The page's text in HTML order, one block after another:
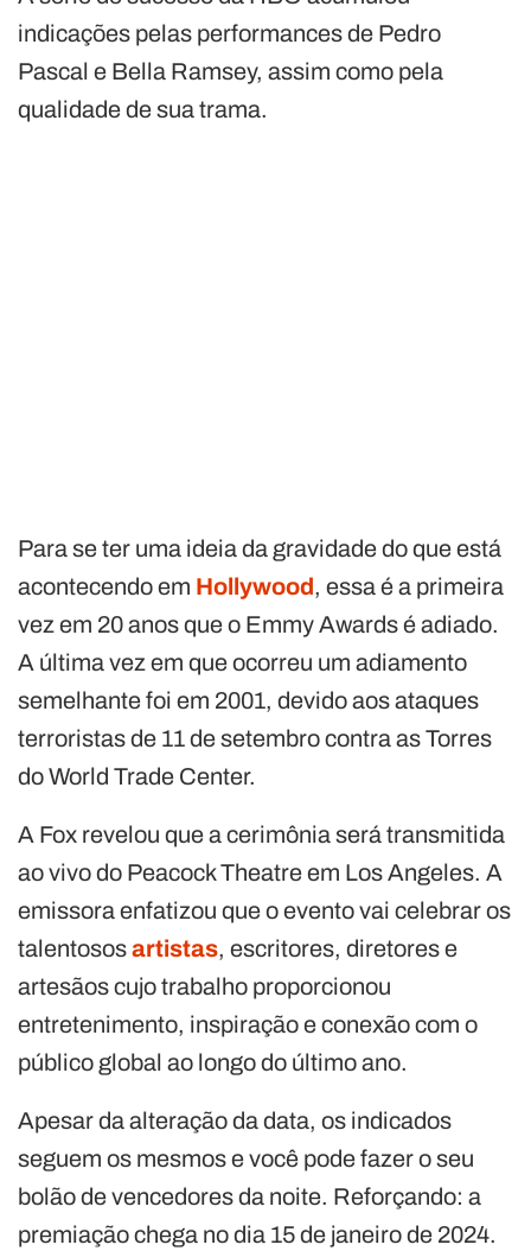
indicações pelas performances de Pedro
Pascal e Bella Ramsey, assim como pela
qualidade de sua trama.
Para se ter uma ideia da gravidade do que está
acontecendo em Hollywood, essa é a primeira
vez em 20 anos que o Emmy Awards é adiado.
A última vez em que ocorreu um adiamento
semelhante foi em 2001, devido aos ataques
terroristas de 11 de setembro contra as Torres
do World Trade Center.
A Fox revelou que a cerimônia será transmitida
ao vivo do Peacock Theatre em Los Angeles. A
emissora enfatizou que o evento vai celebrar os
talentososartistas, escritores, diretores e
artesãos cujo trabalho proporcionou
entretenimento, inspiração e conexão com o
público global ao longo do último ano.
Apesar da alteração da data, os indicados
seguem os mesmos e você pode fazer o seu
bolão de vencedores da noite. Reforçando: a
premiação chega no dia 15 de janeiro de 2024.